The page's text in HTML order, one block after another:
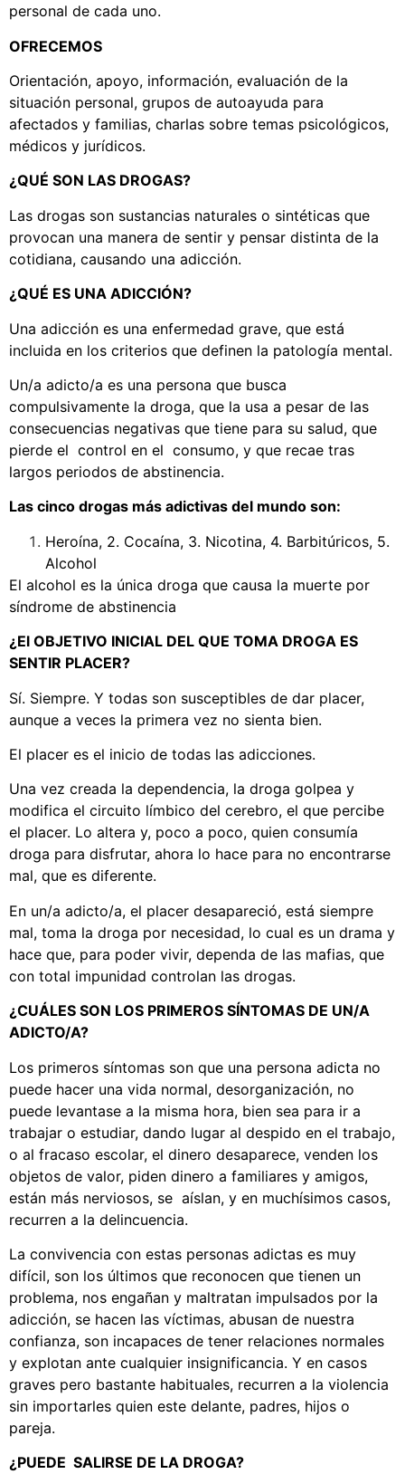
personal de cada uno.
OFRECEMOS
Orientación, apoyo, información, evaluación de la
situación personal, grupos de autoayuda para
afectados y familias, charlas sobre temas psicológicos,
médicos y jurídicos.
¿QUÉ SON LAS DROGAS?
Las drogas son sustancias naturales o sintéticas que
provocan una manera de sentir y pensar distinta de la
cotidiana, causando una adicción.
¿QUÉ ES UNA ADICCIÓN?
Una adicción es una enfermedad grave, que está
incluida en los criterios que definen la patología mental.
Un/a adicto/a es una persona que busca
compulsivamente la droga, que la usa a pesar de las
consecuencias negativas que tiene para su salud, que
pierde el control en el consumo, y que recae tras
largos periodos de abstinencia.
Las cinco drogas más adictivas del mundo son:
Heroína, 2. Cocaína, 3. Nicotina, 4. Barbitúricos, 5.
Alcohol
El alcohol es la única droga que causa la muerte por
síndrome de abstinencia
¿El OBJETIVO INICIAL DEL QUE TOMA DROGA ES
SENTIR PLACER?
Sí. Siempre. Y todas son susceptibles de dar placer,
aunque a veces la primera vez no sienta bien.
El placer es el inicio de todas las adicciones.
Una vez creada la dependencia, la droga golpea y
modifica el circuito límbico del cerebro, el que percibe
el placer. Lo altera y, poco a poco, quien consumía
droga para disfrutar, ahora lo hace para no encontrarse
mal, que es diferente.
En un/a adicto/a, el placer desapareció, está siempre
mal, toma la droga por necesidad, lo cual es un drama y
hace que, para poder vivir, dependa de las mafias, que
con total impunidad controlan las drogas.
¿CUÁLES SON LOS PRIMEROS SÍNTOMAS DE UN/A
ADICTO/A?
Los primeros síntomas son que una persona adicta no
puede hacer una vida normal, desorganización, no
puede levantase a la misma hora, bien sea para ir a
trabajar o estudiar, dando lugar al despido en el trabajo,
o al fracaso escolar, el dinero desaparece, venden los
objetos de valor, piden dinero a familiares y amigos,
están más nerviosos, se aíslan, y en muchísimos casos,
recurren a la delincuencia.
La convivencia con estas personas adictas es muy
difícil, son los últimos que reconocen que tienen un
problema, nos engañan y maltratan impulsados por la
adicción, se hacen las víctimas, abusan de nuestra
confianza, son incapaces de tener relaciones normales
y explotan ante cualquier insignificancia. Y en casos
graves pero bastante habituales, recurren a la violencia
sin importarles quien este delante, padres, hijos o
pareja.
¿PUEDE SALIRSE DE LA DROGA?